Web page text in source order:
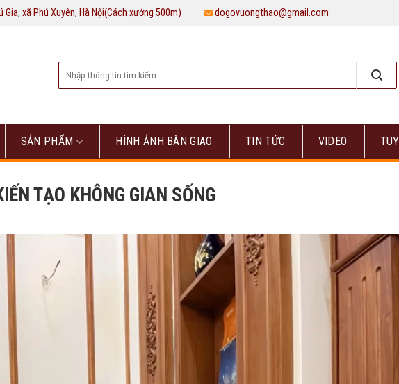
xã Phú Xuyên, Hà Nội(Cách xưởng 500m) dogovuongthao@gmail.com
kiếm:
SẢN PHẨM HÌNH ẢNH BÀN GIAO TIN TỨC VIDEO
TẠO KHÔNG GIAN SỐNG